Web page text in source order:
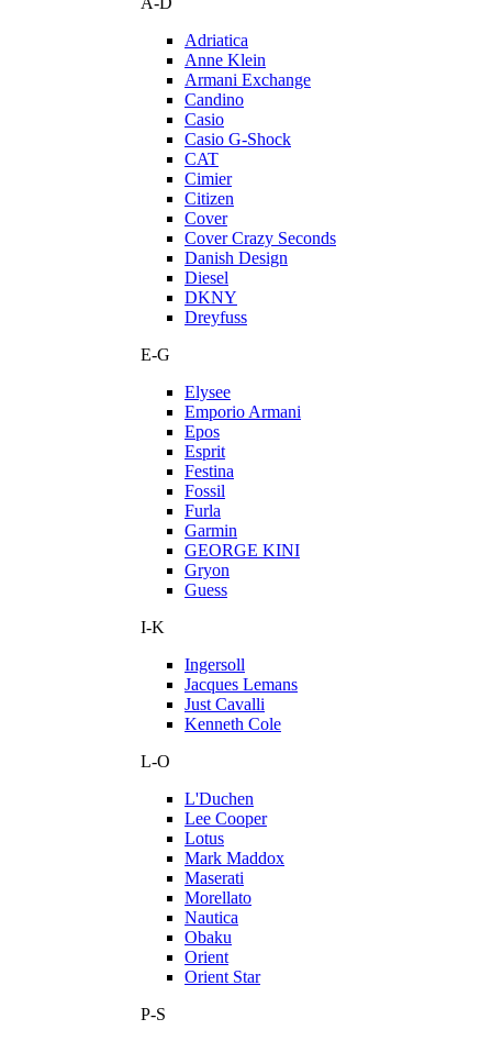
Adriatica
Anne Klein
Armani Exchange
Candino
Casio
Casio G-Shock
CAT
Cimier
Citizen
Cover
Cover Crazy Seconds
Danish Design
Diesel
DKNY
Dreyfuss
E-G
Elysee
Emporio Armani
Epos
Esprit
Festina
Fossil
Furla
Garmin
GEORGE KINI
Gryon
Guess
I-K
Ingersoll
Jacques Lemans
Just Cavalli
Kenneth Cole
L-O
L'Duchen
Lee Cooper
Lotus
Mark Maddox
Maserati
Morellato
Nautica
Obaku
Orient
Orient Star
P-S